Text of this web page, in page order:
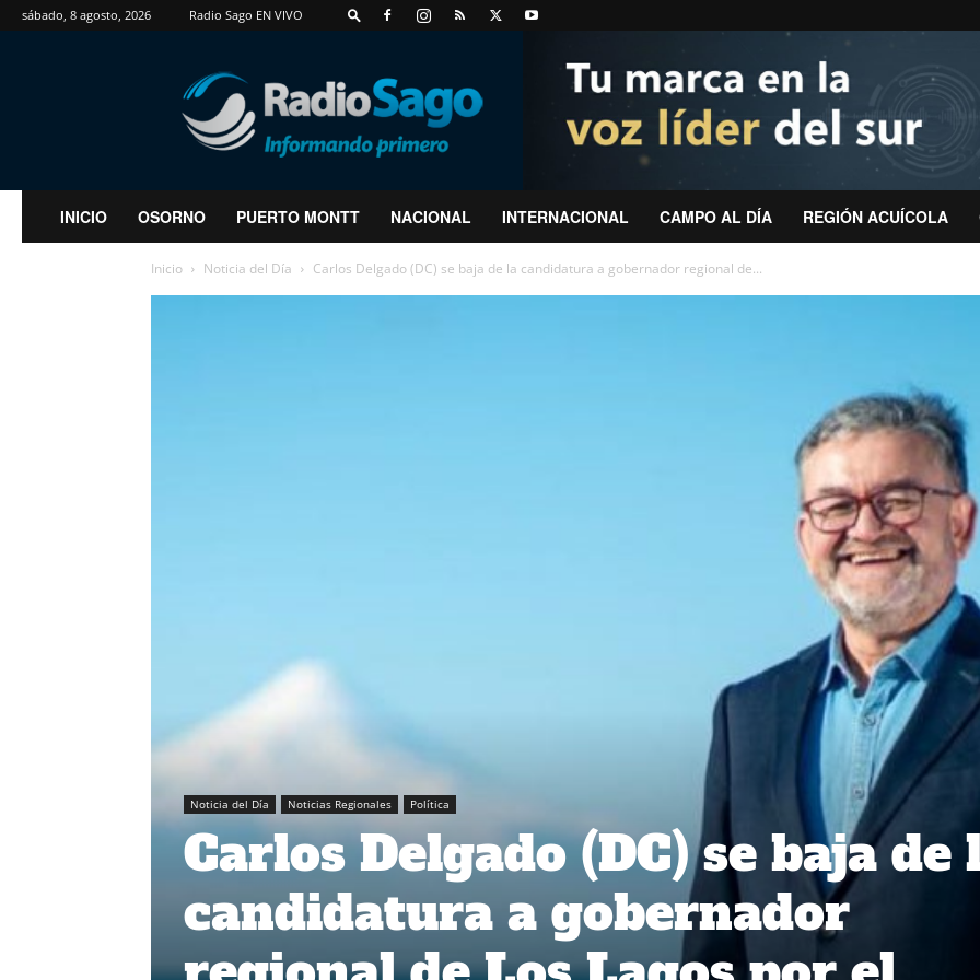
sábado, 8 agosto, 2026 Radio Sago EN VIVO
RadioSago
INICIO OSORNO PUERTO MONTT NACIONAL INTERNACIONAL CAMPO AL DÍA REGIÓN ACUÍCOLA
Inicio Noticia del Día Carlos Delgado (DC) se baja de la candidatura a gobernador regional de...
Noticia del Día Noticias Regionales Política
Carlos Delgado (DC) se baja de
candidatura a gobernador